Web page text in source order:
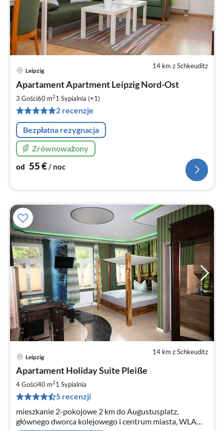
14 km z Schkeuditz
Leipzig
Apartament Apartment Leipzig Nord-Ost
3 Gości60 m21 Sypialnia (+1)
2 recenzje
Bezpłatna rezygnacja
Zrównoważony
od 55€/ noc
14 km z Schkeuditz
Leipzig
Apartament Holiday Suite Pleiße
4 Gości40 m21 Sypialnia
5 recenzji
mieszkanie 2-pokojowe 2 km do Augustusplatz,
głównego dworca kolejowego i centrum miasta, WLAN